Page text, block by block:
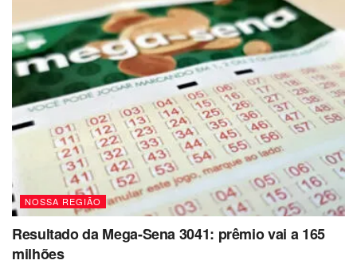
NOSSA REGIÃO
Resultado da Mega-Sena 3041: prêmio vai a 165
milhões